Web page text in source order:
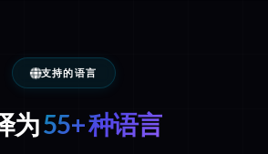
支持的语言
为55+ 种语言